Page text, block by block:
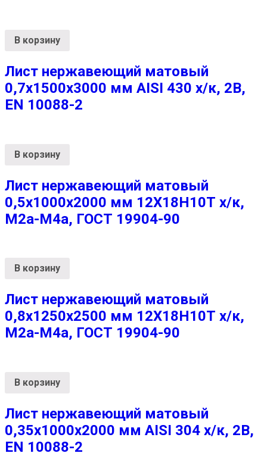
В корзину
Лист нержавеющий матовый
0,7х1500х3000 мм AISI 430 х/к, 2B,
EN 10088-2
В корзину
Лист нержавеющий матовый
0,5х1000х2000 мм 12Х18Н10Т х/к,
М2а-М4а, ГОСТ 19904-90
В корзину
Лист нержавеющий матовый
0,8х1250х2500 мм 12Х18Н10Т х/к,
М2а-М4а, ГОСТ 19904-90
В корзину
Лист нержавеющий матовый
0,35х1000х2000 мм AISI 304 х/к, 2B,
EN 10088-2